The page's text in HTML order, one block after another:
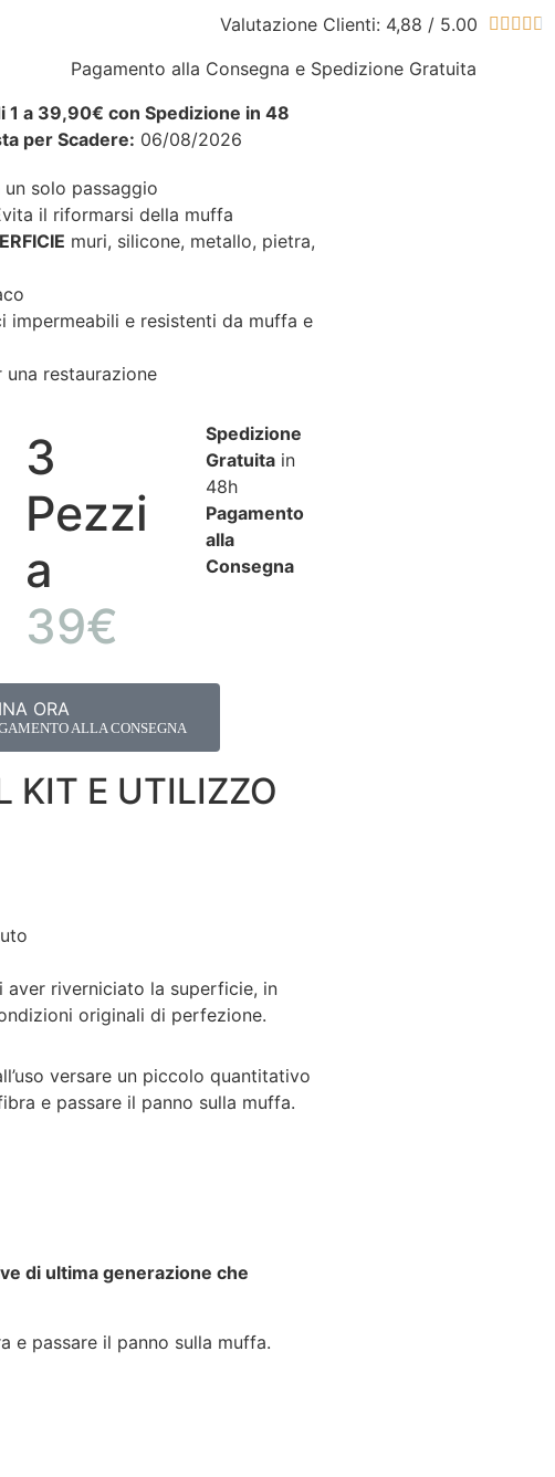
Valutazione Clienti: 4,88 / 5.00     
Pagamento alla Consegna e Spedizione Gratuita
1 a 39,90€ con Spedizione in 48
per Scadere: 06/08/2026
un solo passaggio
il riformarsi della muffa
muri, silicone, metallo, pietra,
impermeabili e resistenti da muffa e
restaurazione
3
Pezzi
a
39€
Spedizione
Gratuitain
48h
Pagamento
alla
Consegna
ORA
ALLA CONSEGNA
KIT E UTILIZZO
aver riverniciato la superficie, in
originali di perfezione.
versare un piccolo quantitativo
e passare il panno sulla muffa.
di ultima generazione che
e passare il panno sulla muffa.